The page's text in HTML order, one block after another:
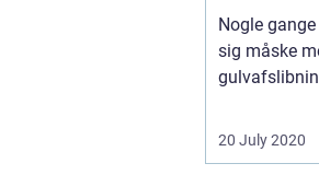
Nogle
sig måske
20 July 2020